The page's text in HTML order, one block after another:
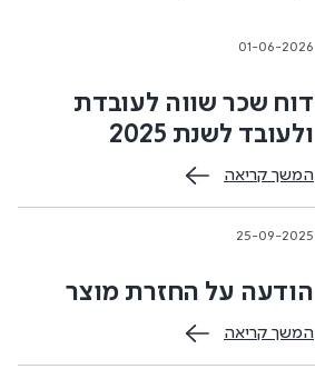
01-06-2026
דוח שכר שווה לעובדת
ולעובד לשנת 2025
המשך קריאה
25-09-2025
הודעה על החזרת מוצר
המשך קריאה